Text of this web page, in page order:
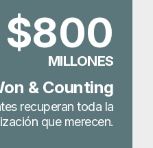
$800
MILLONES
& Counting
recuperan toda la
que merecen.